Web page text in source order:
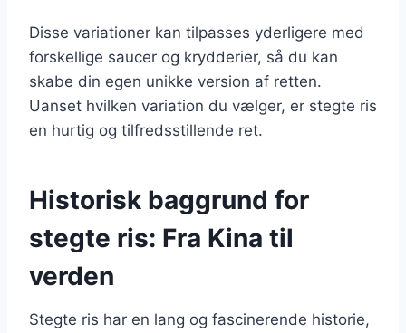
Disse variationer kan tilpasses yderligere med
forskellige saucer og krydderier, så du kan
skabe din egen unikke version af retten.
Uanset hvilken variation du vælger, er stegte ris
en hurtig og tilfredsstillende ret.
Historisk baggrund for
stegte ris: Fra Kina til
verden
Stegte ris har en lang og fascinerende historie,